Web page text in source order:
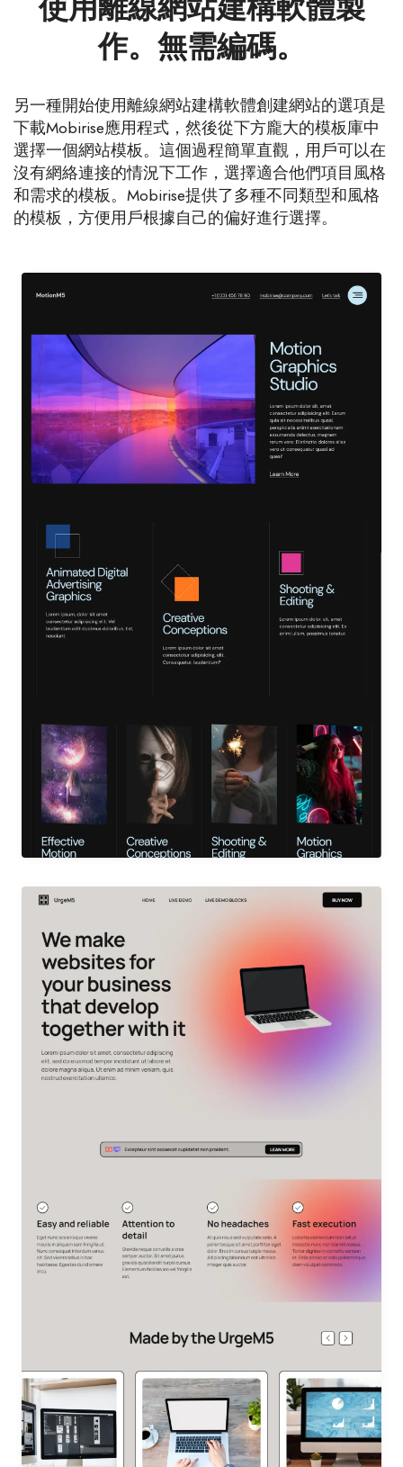
作。無需編碼。
另一種開始使用離線網站建構軟體創建網站的選項是
下載Mobirise應用程式，然後從下方龐大的模板庫中
選擇一個網站模板。這個過程簡單直觀，用戶可以在
沒有網絡連接的情況下工作，選擇適合他們項目風格
和需求的模板。Mobirise提供了多種不同類型和風格
的模板，方便用戶根據自己的偏好進行選擇。